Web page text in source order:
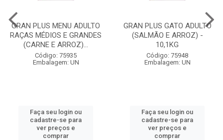
GRAN PLUS MENU ADULTO
RAÇAS MÉDIOS E GRANDES
(CARNE E ARROZ)...
Código: 75935
Embalagem: UN
Faça seu login ou
cadastre-se para
ver preços e
comprar
GRAN PLUS GATO ADULTO
(SALMÃO E ARROZ) -
10,1KG
Código: 75948
Embalagem: UN
Faça seu login ou
cadastre-se para
ver preços e
comprar